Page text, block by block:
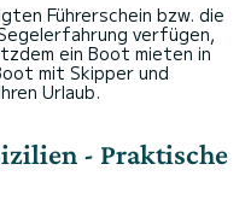
Führerschein bzw. die
verfügen,
ein Boot mieten in
mit Skipper und
Urlaub.
- Praktische